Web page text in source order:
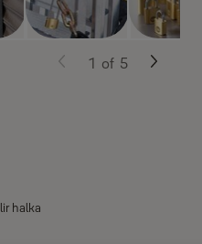
halka
1 of 5